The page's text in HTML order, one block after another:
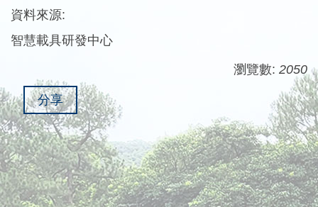
資料來源:
智慧載具研發中心
瀏覽數: 2050
分享